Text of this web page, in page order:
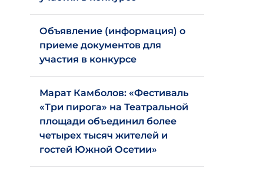
Объявление (информация) о
приеме документов для
участия в конкурсе
Марат Камболов: «Фестиваль
«Три пирога» на Театральной
площади объединил более
четырех тысяч жителей и
гостей Южной Осетии»